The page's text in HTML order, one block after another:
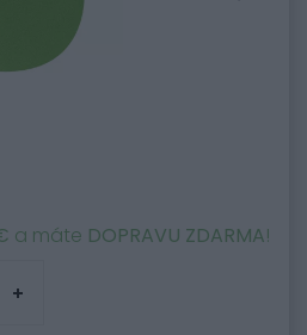
a máte DOPRAVU ZDARMA!